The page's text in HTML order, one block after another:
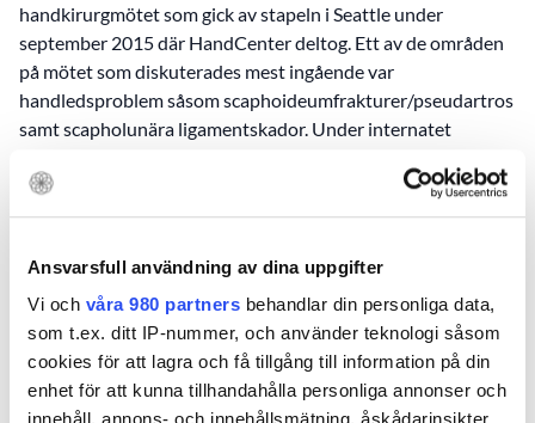
Ansvarsfull användning av dina uppgifter
Vi och våra 980 partners behandlar din personliga data,
som t.ex. ditt IP-nummer, och använder teknologi såsom
cookies för att lagra och få tillgång till information på din
enhet för att kunna tillhandahålla personliga annonser och
handkirurgmötet som gick av stapeln i Seattle under
september 2015 där HandCenter deltog. Ett av de områden
på mötet som diskuterades mest ingående var
handledsproblem såsom scaphoideumfrakturer/pseudartros
samt scapholunära ligamentskador. Under internatet
problem samt en plan för hur vi ska ta hand om denna
patientgrupp på ett så optimalt sätt som möjligt.
timmarna var det internationella föreläsare som initierade
diskussion kring operationsmetoder av olika tillstånd i hand
och handled. Efter denna initiala teoretiska genomgång
fanns det möjlighet till att operera på preparatet, det är en
fantastisk möjlighet att få träna på ingrepp som inte utförs så
ofta samt på utveckling av operationsmetoder för att kunna